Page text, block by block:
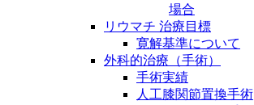
場合
リウマチ 治療目標
寛解基準について
外科的治療（手術）
手術実績
人工膝関節置換手術